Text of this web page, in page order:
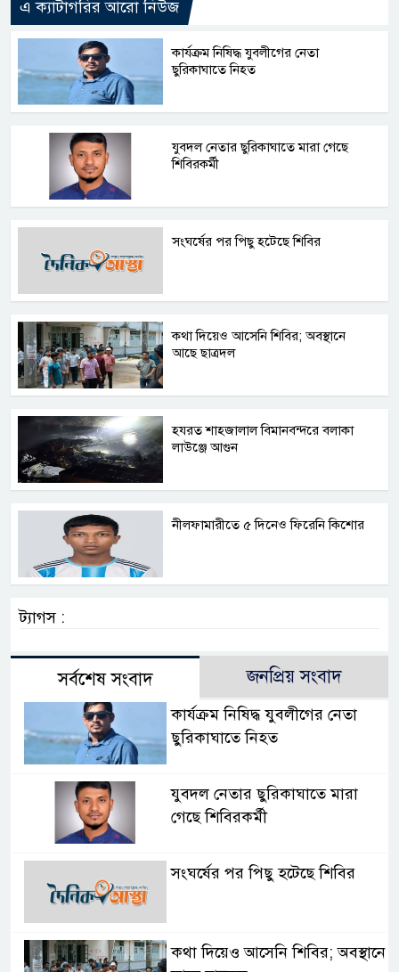
এ ক্যাটাগরির আরো নিউজ
কার্যক্রম নিষিদ্ধ যুবলীগের নেতা
ছুরিকাঘাতে নিহত
যুবদল নেতার ছুরিকাঘাতে মারা গেছে
শিবিরকর্মী
সংঘর্ষের পর পিছু হটেছে শিবির
কথা দিয়েও আসেনি শিবির; অবস্থানে
আছে ছাত্রদল
হযরত শাহজালাল বিমানবন্দরে বলাকা
লাউঞ্জে আগুন
নীলফামারীতে ৫ দিনেও ফিরেনি কিশোর
ট্যাগস :
সর্বশেষ সংবাদ জনপ্রিয় সংবাদ
কার্যক্রম নিষিদ্ধ যুবলীগের নেতা
ছুরিকাঘাতে নিহত
যুবদল নেতার ছুরিকাঘাতে মারা
গেছে শিবিরকর্মী
সংঘর্ষের পর পিছু হটেছে শিবির
কথা দিয়েও আসেনি শিবির; অবস্থানে